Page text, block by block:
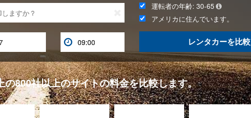

運転者の年齢:30-65
アメリカに住んでいます。
レンタカーを比較
800社以上のサイトの料金を比較します。